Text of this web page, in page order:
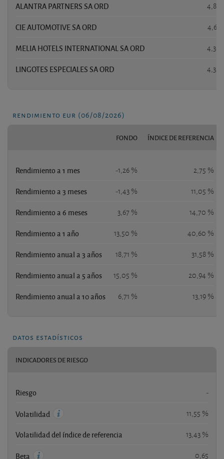
ALANTRA PARTNERS SA ORD 4,83
CIE AUTOMOTIVE SA ORD 4,61
MELIA HOTELS INTERNATIONAL SA ORD 4,36
LINGOTES ESPECIALES SA ORD 4,32
rendimiento eur (06/08/2026)
FONDO ÍNDICE DE REFERENCIA
Rendimiento a 1 mes -1,26 % 2,75 %
Rendimiento a 3 meses -1,43 % 11,05 %
Rendimiento a 6 meses 3,67 % 14,70 %
Rendimiento a 1 año 13,50 % 40,60 %
Rendimiento anual a 3 años 18,71 % 31,58 %
Rendimiento anual a 5 años 15,05 % 20,94 %
Rendimiento anual a 10 años 6,71 % 13,19 %
datos estadísticos
INDICADORES DE RIESGO
Riesgo -
Volatilidad 11,55 %
Volatilidad del índice de referencia 13,43 %
Beta 0,65